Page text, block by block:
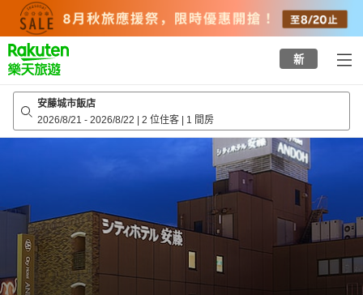
top
page
新
安藤城市飯店
2026/8/21 - 2026/8/22 | 2 位住客 | 1 間房